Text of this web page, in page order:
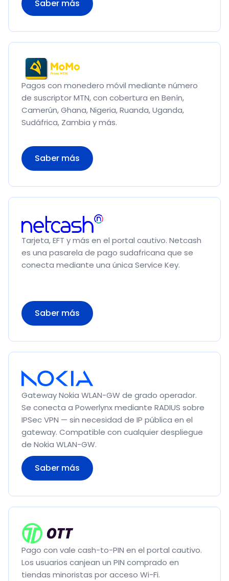
Saber más
Pagos con monedero móvil mediante número
de suscriptor MTN, con cobertura en Benín,
Camerún, Ghana, Nigeria, Ruanda, Uganda,
Sudáfrica, Zambia y más.
Saber más
Tarjeta, EFT y más en el portal cautivo. Netcash
es una pasarela de pago sudafricana que se
conecta mediante una única Service Key.
Saber más
Gateway Nokia WLAN-GW de grado operador.
Se conecta a Powerlynx mediante RADIUS sobre
IPSec VPN — sin necesidad de IP pública en el
gateway. Compatible con cualquier despliegue
de Nokia WLAN-GW.
Saber más
Pago con vale cash-to-PIN en el portal cautivo.
Los usuarios canjean un PIN comprado en
tiendas minoristas por acceso Wi-Fi.